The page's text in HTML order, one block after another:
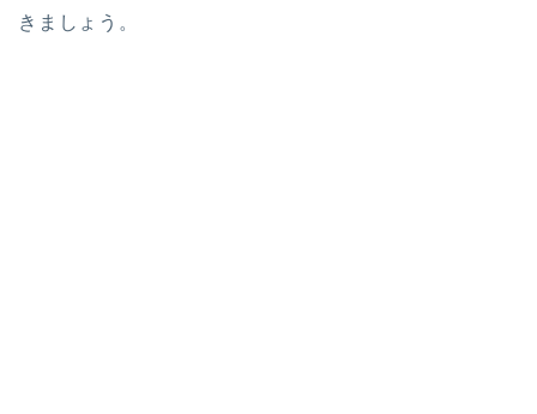
きましょう。